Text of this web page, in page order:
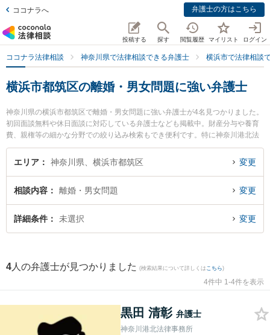
ココナラへ 弁護士の方はこちら
投稿する 探す 閲覧履歴 マイリスト ログイン
ココナラ法律相談 神奈川県で法律相談できる弁護士 横浜市で法律相談
横浜市都筑区の離婚・男女問題に強い弁護士
神奈川県の横浜市都筑区で離婚・男女問題に強い弁護士が4名見つかりました。
初回面談無料や休日面談に対応している弁護士なども掲載中。財産分与や養育
費、親権等の細かな分野での絞り込み検索もでき便利です。特に神奈川港北法
律事務所の黒田 清彰弁護士や横浜都筑法律事務所の滝井 聡弁護士、港北つばき
法律事務所の椿 良和弁護士のプロフィール情報や弁護士費用、強みなどが注目
豊富な近くの弁護士を検索したい』『初回相談無料で離婚・男女問題を法律相
談できる横浜市都筑区内の弁護士に相談予約したい』などでお困りの相談者さ
んにおすすめです。
エリア 神奈川県、横浜市都筑区 変更
相談内容 離婚・男女問題 変更
詳細条件 未選択 変更
4 人の弁護士が見つかりました (検索結果について詳しくは こちら)
4件中 1-4件を表示
黒田 清彰 弁護士
神奈川港北法律事務所